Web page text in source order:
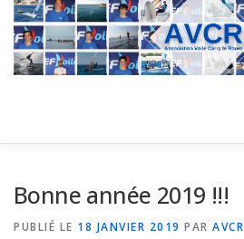
Aller
contenu
Bonne année 2019 !!!
PUBLIÉ LE 18 JANVIER 2019 PAR AVCR